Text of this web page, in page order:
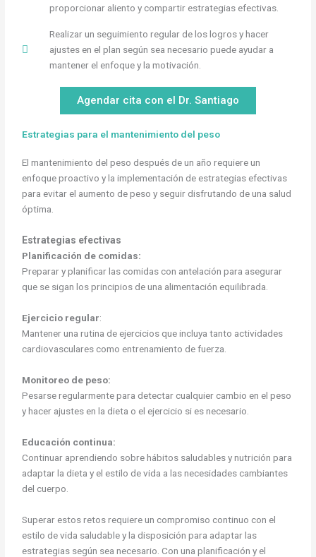
proporcionar aliento y compartir estrategias efectivas.
Realizar un seguimiento regular de los logros y hacer
ajustes en el plan según sea necesario puede ayudar a
mantener el enfoque y la motivación.
Agendar cita con el Dr. Santiago
Estrategias para el mantenimiento del peso
El mantenimiento del peso después de un año requiere un
enfoque proactivo y la implementación de estrategias efectivas
para evitar el aumento de peso y seguir disfrutando de una salud
óptima.
Estrategias efectivas
Planificación de comidas:
Preparar y planificar las comidas con antelación para asegurar
que se sigan los principios de una alimentación equilibrada.
Ejercicio regular:
Mantener una rutina de ejercicios que incluya tanto actividades
cardiovasculares como entrenamiento de fuerza.
Monitoreo de peso:
Pesarse regularmente para detectar cualquier cambio en el peso
y hacer ajustes en la dieta o el ejercicio si es necesario.
Educación continua:
Continuar aprendiendo sobre hábitos saludables y nutrición para
adaptar la dieta y el estilo de vida a las necesidades cambiantes
del cuerpo.
Superar estos retos requiere un compromiso continuo con el
estilo de vida saludable y la disposición para adaptar las
estrategias según sea necesario. Con una planificación y el